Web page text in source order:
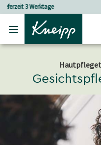
Skip to main content
Skip to footer content